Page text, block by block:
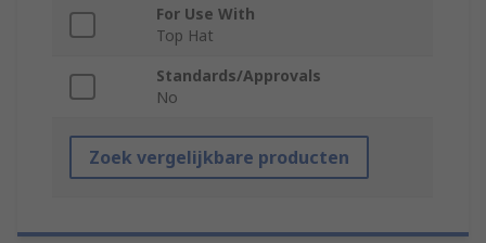
For Use With
Top Hat
Standards/Approvals
No
Zoek vergelijkbare producten